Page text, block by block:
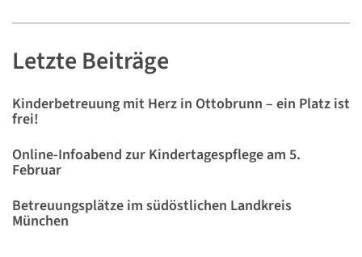
Letzte Beiträge
Kinderbetreuung mit Herz in Ottobrunn – ein Platz ist
frei!
Online-Infoabend zur Kindertagespflege am 5.
Februar
Betreuungsplätze im südöstlichen Landkreis
München